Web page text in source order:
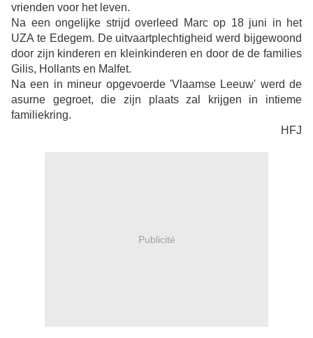
vrienden voor het leven.
Na een ongelijke strijd overleed Marc op 18 juni in het
UZA te Edegem. De uitvaartplechtigheid werd bijgewoond
door zijn kinderen en kleinkinderen en door de de families
Gilis, Hollants en Malfet.
Na een in mineur opgevoerde 'Vlaamse Leeuw' werd de
asurne gegroet, die zijn plaats zal krijgen in intieme
familiekring.
HFJ
Publicité